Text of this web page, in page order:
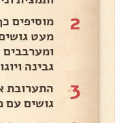
2
מוסיפים
מעט
גבינה
3
התערובת
גושים עם